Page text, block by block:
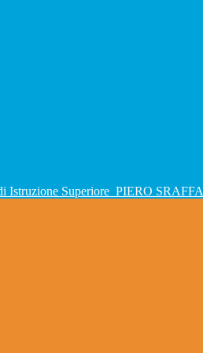
Istruzione Superiore PIERO SRAFFA